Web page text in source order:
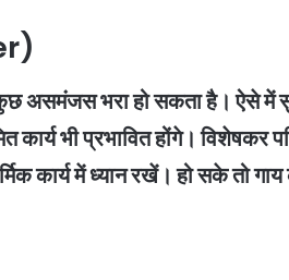
असमंजस भरा हो सकता है। ऐसे में
भी प्रभावित होंगे। विशेषकर
कार्य में ध्यान रखें। हो सके तो गाय